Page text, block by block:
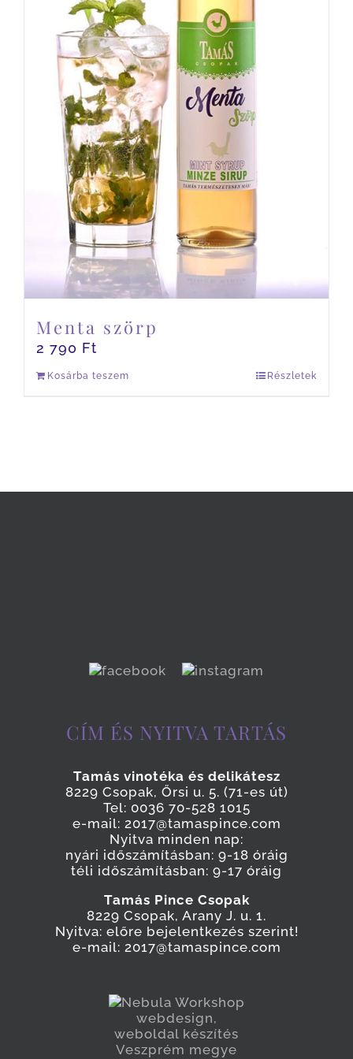
Menta szörp
2 790 Ft
Kosárba teszem Részletek
CÍM ÉS NYITVA TARTÁS
Tamás vinotéka és delikátesz
8229 Csopak, Őrsi u. 5. (71-es út)
Tel: 0036 70-528 1015
e-mail: 2017@tamaspince.com
Nyitva minden nap:
nyári időszámításban: 9-18 óráig
téli időszámításban: 9-17 óráig
Tamás Pince Csopak
8229 Csopak, Arany J. u. 1.
Nyitva: előre bejelentkezés szerint!
e-mail: 2017@tamaspince.com